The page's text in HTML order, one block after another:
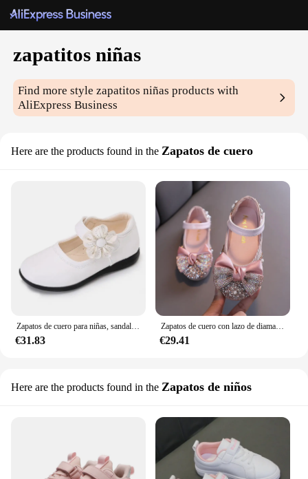
zapatitos niñas
Find more stylezapatitos niñas products with
AliExpress Business
Here are the products found in the Zapatos de cuero
Zapatos de cuero para niñas, sandalias de estudiante negras con lazo, vestido de boda, zapatos escolares de princesa, moda coreana, Verano
€31.83
Zapatos de cuero con lazo de diamantes de imitación para niños, zapatos de baile de fiesta para niñas, zapatos planos para estudiantes de bebé, zapatos de rendimiento para niños, D785, nuevo
€29.41
Here are the products found in the Zapatos de niños